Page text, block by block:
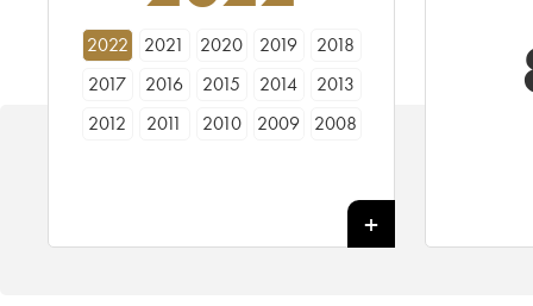
2022 2021 2020 2019
2018
2017
2016 2015 2014
2013
2012
2011 2010 2009
2008
1998
1997
1996 1995 1994
1993